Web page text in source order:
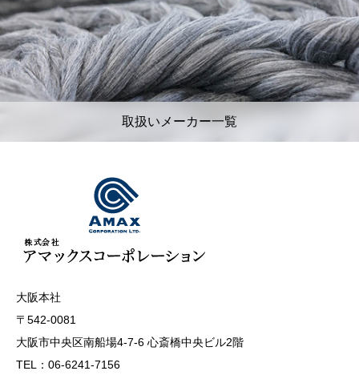
取扱いメーカー一覧
大阪本社
〒542-0081
大阪市中央区南船場4-7-6 心斎橋中央ビル2階
TEL：06-6241-7156